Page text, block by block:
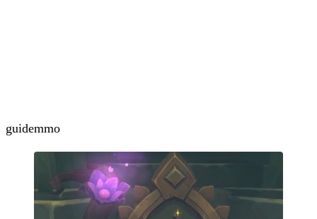
guidemmo